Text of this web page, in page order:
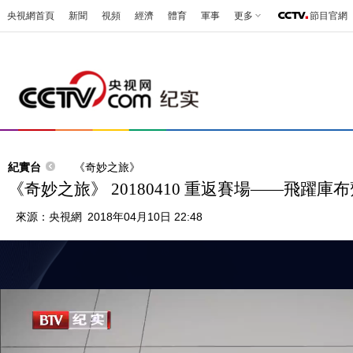
央視網首頁 新聞 視頻 經濟 體育 軍事 更多 節目官網
紀實台 《奇妙之旅》
《奇妙之旅》 20180410 重返賽場——飛躍庫
來源： 央視網 2018年04月10日 22:48